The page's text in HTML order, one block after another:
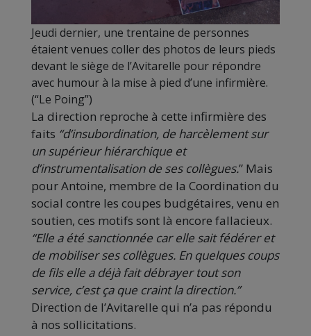
Jeudi dernier, une trentaine de personnes
étaient venues coller des photos de leurs pieds
devant le siège de l’Avitarelle pour répondre
avec humour à la mise à pied d’une infirmière.
(“Le Poing”)
La direction reproche à cette infirmière des
faits “d’insubordination, de harcèlement sur
un supérieur hiérarchique et
d’instrumentalisation de ses collègues.” Mais
pour Antoine, membre de la Coordination du
social contre les coupes budgétaires, venu en
soutien, ces motifs sont là encore fallacieux.
“Elle a été sanctionnée car elle sait fédérer et
de mobiliser ses collègues. En quelques coups
de fils elle a déjà fait débrayer tout son
service, c’est ça que craint la direction.”
Direction de l’Avitarelle qui n’a pas répondu
à nos sollicitations.